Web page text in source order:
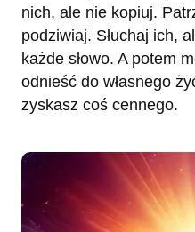
nich, ale nie kopiuj.
podziwiaj. Słuchaj ich,
każde słowo. A potem
odnieść do własnego
zyskasz coś cennego.